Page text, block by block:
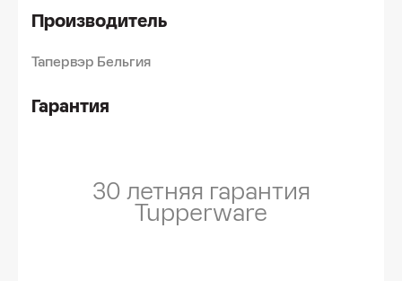
Производитель
Тапервэр Бельгия
Гарантия
30 летняя гарантия
Tupperware